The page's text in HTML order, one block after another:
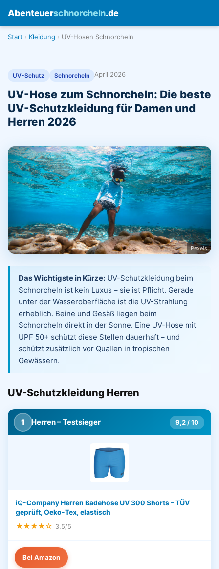
Abenteuerschnorcheln.de
Start Kleidung UV-Hosen Schnorcheln
UV-Schutz Schnorcheln April 2026
UV-Hose zum Schnorcheln: Die beste
UV-Schutzkleidung für Damen und
Herren 2026
Pexels
Das Wichtigste in Kürze: UV-Schutzkleidung beim
Schnorcheln ist kein Luxus – sie ist Pflicht. Gerade
unter der Wasseroberfläche ist die UV-Strahlung
erheblich. Beine und Gesäß liegen beim
Schnorcheln direkt in der Sonne. Eine UV-Hose mit
UPF 50+ schützt diese Stellen dauerhaft – und
schützt zusätzlich vor Quallen in tropischen
Gewässern.
UV-Schutzkleidung Herren
1 Herren – Testsieger 9,2 / 10
iQ-Company Herren Badehose UV 300 Shorts – TÜV
geprüft, Oeko-Tex, elastisch
★★★★☆ 3,5/5
Bei Amazon